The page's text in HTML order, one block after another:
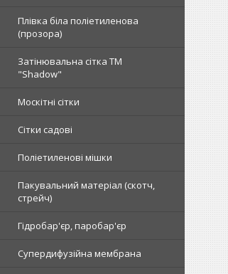
Плівка біла поліетиленова
(прозора)
Затінювальна сітка ТМ
"Shadow"
Москітні сітки
Сітки садові
Поліетиленові мішки
Пакувальний матеріал (скотч,
стрейч)
Гідробар'єр, паробар'єр
Супердифузійна мембрана